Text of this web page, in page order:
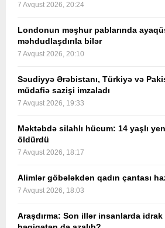
7 Avqust 2026, 20:24
Londonun məşhur pablarında
məhdudlaşdırıla bilər
7 Avqust 2026, 20:10
Səudiyyə Ərəbistanı, Türkiyə və
müdafiə sazişi imzaladı
7 Avqust 2026, 19:33
Məktəbdə silahlı hücum: 14 yaşlı
öldürdü
7 Avqust 2026, 18:17
Alimlər göbələkdən qadın çantası
7 Avqust 2026, 18:03
Araşdırma: Son illər insanlarda